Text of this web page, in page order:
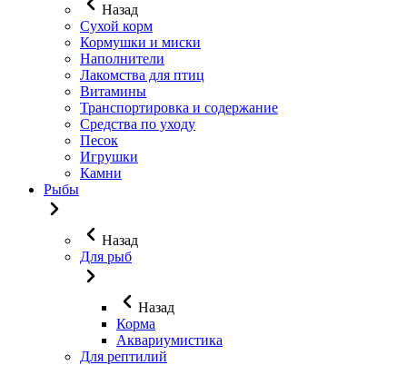
Назад
Сухой корм
Кормушки и миски
Наполнители
Лакомства для птиц
Витамины
Транспортировка и содержание
Средства по уходу
Песок
Игрушки
Камни
Рыбы
Назад
Для рыб
Назад
Корма
Аквариумистика
Для рептилий